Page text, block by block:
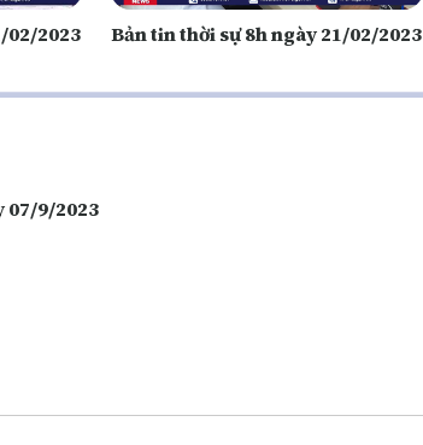
02/2023 Bản tin thời sự 8h ngày 21/02/2023
07/9/2023